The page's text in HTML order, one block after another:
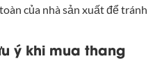
của nhà sản xuất để tránh
ý khi mua thang